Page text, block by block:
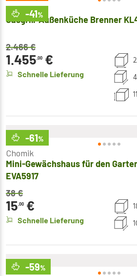
-41%
Mirpol
Gasgrill-Außenküche Brenner
2.466€
1.455,00 €
Schnelle Lieferung
-61%
Chomik
Mini-Gewächshaus für den Garten
EVA5917
38€
15,00 €
Schnelle Lieferung
-59%